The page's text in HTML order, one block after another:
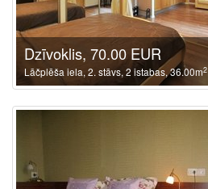
Dzīvoklis, 70.00 EUR
Lāčplēša iela, 2. stāvs, 2 istabas, 36.00m2